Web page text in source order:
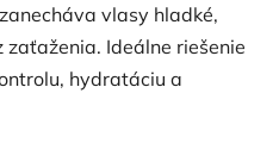
vlasy hladké,
Ideálne riešenie
hydratáciu a